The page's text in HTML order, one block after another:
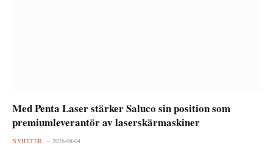
Med Penta Laser stärker Saluco sin position som
premiumleverantör av laserskärmaskiner
NYHETER 2026-08-04